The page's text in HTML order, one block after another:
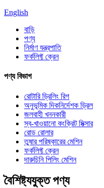
English
বাড়ি
পণ্য
নির্মাণ যন্ত্রপাতি
ফর্কলিফ্ট ক্রেন
পণ্য বিভাগ
রোটারি ড্রিলিং রিগ
অনুভূমিক দিকনির্দেশক ড্রিল
জলবাহী খননকারী
স্ব-খাওয়ানো কংক্রিট মিক্সার
রোড রোলার
তুষার পরিষ্কারের মেশিন
ফর্কলিফ্ট ক্রেন
দারুচিনি পিলিং মেশিন
বৈশিষ্ট্যযুক্ত পণ্য